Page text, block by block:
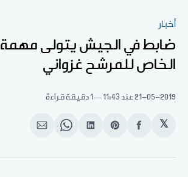
أخبار
ضابط في الجيش يتولى مهمة
الخاص للمرشح غزواني
21-05-2019عند 11:43 1 دقيقة قراءة
𝕏
انشر
الفيسبوك
Share
Pinterest
انشر
لينكد
Share
WhatsApp
انشر
الإيميل